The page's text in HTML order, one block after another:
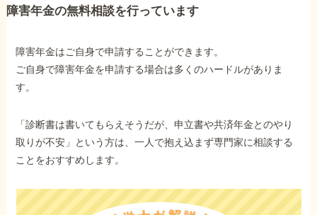
障害年金の無料相談を行っています
障害年金はご自身で申請することができます。
ご自身で障害年金を申請する場合は多くのハードルがありま
す。
「診断書は書いてもらえそうだが、申立書や共済年金とのやり
取りが不安」という方は、一人で抱え込まず専門家に相談する
ことをおすすめします。